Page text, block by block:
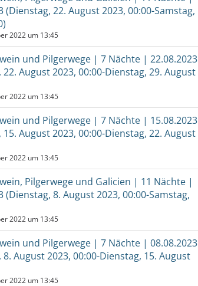
(Dienstag, 22. August 2023, 00:00-Samstag,
2022 um 13:45
und Pilgerwege | 7 Nächte | 22.08.2023
August 2023, 00:00-Dienstag, 29. August
2022 um 13:45
und Pilgerwege | 7 Nächte | 15.08.2023
August 2023, 00:00-Dienstag, 22. August
2022 um 13:45
Pilgerwege und Galicien | 11 Nächte |
(Dienstag, 8. August 2023, 00:00-Samstag,
2022 um 13:45
und Pilgerwege | 7 Nächte | 08.08.2023
August 2023, 00:00-Dienstag, 15. August
2022 um 13:45